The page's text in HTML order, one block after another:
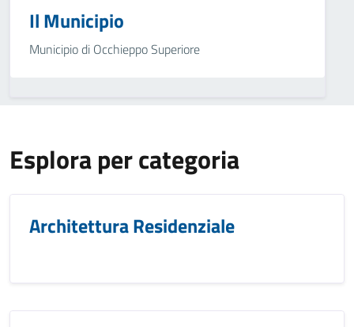
Il Municipio
Municipio di Occhieppo Superiore
Esplora per categoria
Architettura Residenziale